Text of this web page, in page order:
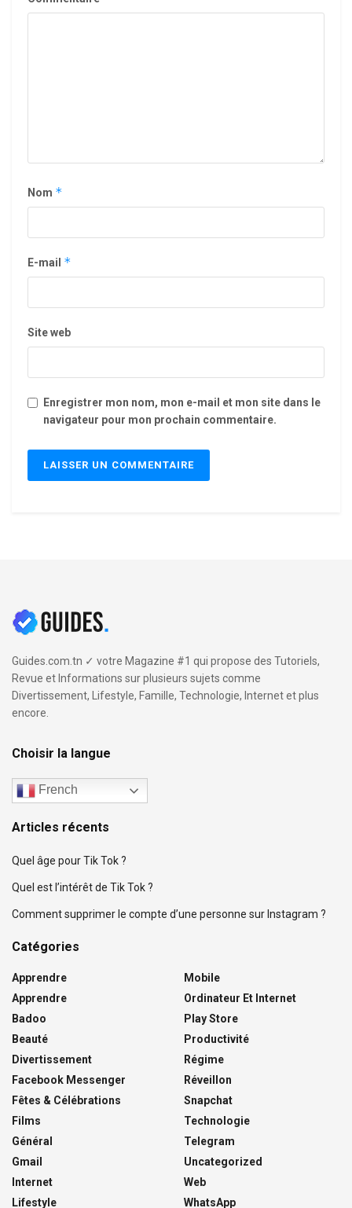
Nom *
E-mail *
Site web
Enregistrer mon nom, mon e-mail et mon site dans le
navigateur pour mon prochain commentaire.
Guides.com.tn ✓ votre Magazine #1 qui propose des Tutoriels,
Revue et Informations sur plusieurs sujets comme
Divertissement, Lifestyle, Famille, Technologie, Internet et plus
encore.
Choisir la langue
French
Articles récents
Quel âge pour Tik Tok ?
Quel est l’intérêt de Tik Tok ?
Comment supprimer le compte d’une personne sur Instagram ?
Catégories
Apprendre
Apprendre
Badoo
Beauté
Divertissement
Facebook Messenger
Fêtes & Célébrations
Films
Général
Gmail
Internet
Lifestyle
Mobile
Ordinateur Et Internet
Play Store
Productivité
Régime
Réveillon
Snapchat
Technologie
Telegram
Uncategorized
Web
WhatsApp